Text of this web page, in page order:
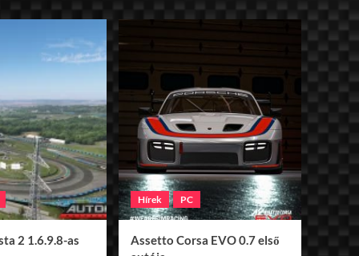
2 1.6.9.8-as
Hírek PC
Assetto Corsa EVO 0.7 első